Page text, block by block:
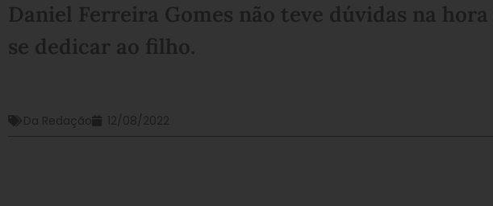
Daniel Ferreira Gomes não teve dúvidas na
se dedicar ao filho.
Da Redação 12/08/2022